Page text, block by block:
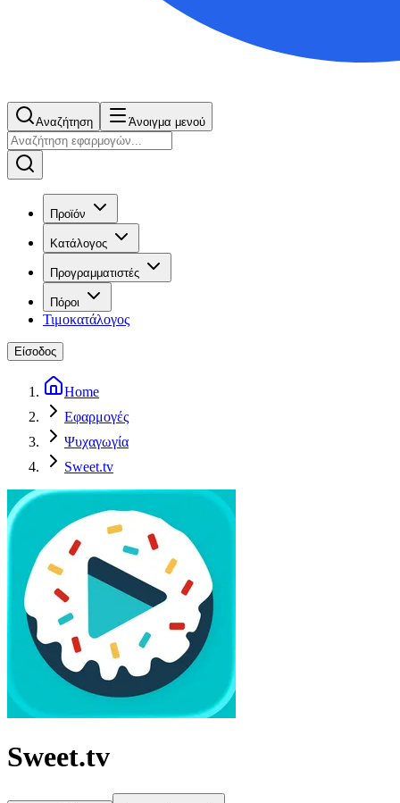
Αναζήτηση Άνοιγμα μενού
Προϊόν
Κατάλογος
Προγραμματιστές
Πόροι
Τιμοκατάλογος
Είσοδος
Home
Εφαρμογές
Ψυχαγωγία
Sweet.tv
Sweet.tv